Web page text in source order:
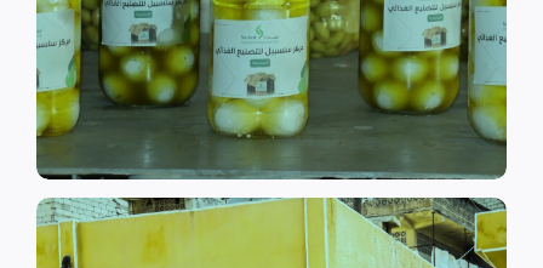
الى الاهتمام بالمشاريع التنموية.
اقرأ المزيد